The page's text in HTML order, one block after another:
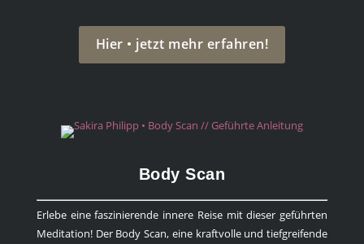
Hier • jetzt mehr erfahren!
Body Scan
Erlebe eine faszinierende innere Reise mit dieser geführten
Meditation! Der Body Scan, eine kraftvolle und tiefgreifende